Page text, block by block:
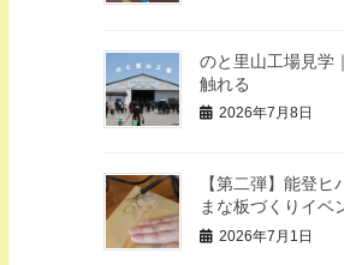
のと里山工場見学
触れる
2026年7月8日
【第二弾】能登
まな板づくりイベ
2026年7月1日